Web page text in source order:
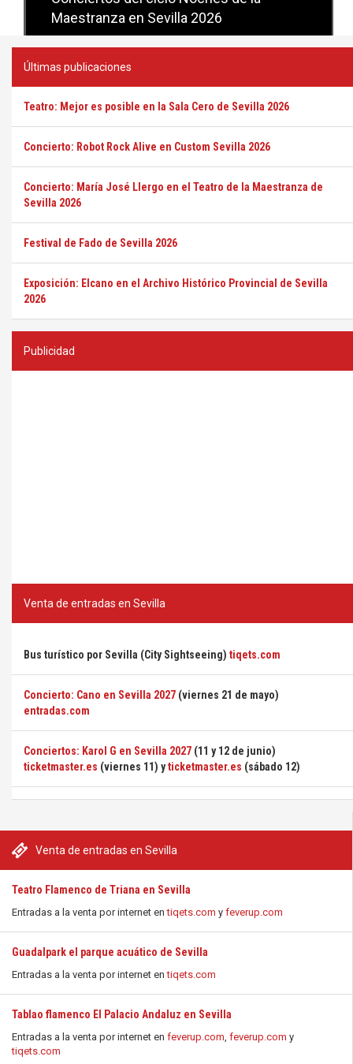
Venta de entradas en Sevilla
Teatro Flamenco de Triana en Sevilla
Entradas a la venta por internet entiqets.com y feverup.com
Guadalpark el parque acuático de Sevilla
Entradas a la venta por internet entiqets.com
Tablao flamenco El Palacio Andaluz en Sevilla
Entradas a la venta por internet en feverup.com, feverup.com y
tiqets.com
Sevilla
Últimas publicaciones
Teatro: Mejor es posible en la Sala Cero de Sevilla 2026
Concierto: Robot Rock Alive en Custom Sevilla 2026
Concierto: María José Llergo en el Teatro de la Maestranza de
Sevilla 2026
Festival de Fado de Sevilla 2026
Exposición: Elcano en el Archivo Histórico Provincial de Sevilla
2026
Publicidad
Venta de entradas en Sevilla
Bus turístico por Sevilla (City Sightseeing) tiqets.com
Concierto: Cano en Sevilla 2027 (viernes 21 de mayo)
entradas.com
Conciertos: Karol G en Sevilla 2027 (11 y 12 de junio)
ticketmaster.es (viernes 11) yticketmaster.es (sábado 12)